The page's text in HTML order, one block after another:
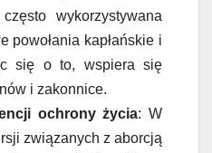
wykorzystywana
powołania kapłańskie i
się o to, wspiera się
i zakonnice.
ochrony życia: W
związanych z aborcją